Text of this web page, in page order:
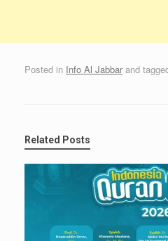
Posted in Info Al Jabbar and
Related Posts